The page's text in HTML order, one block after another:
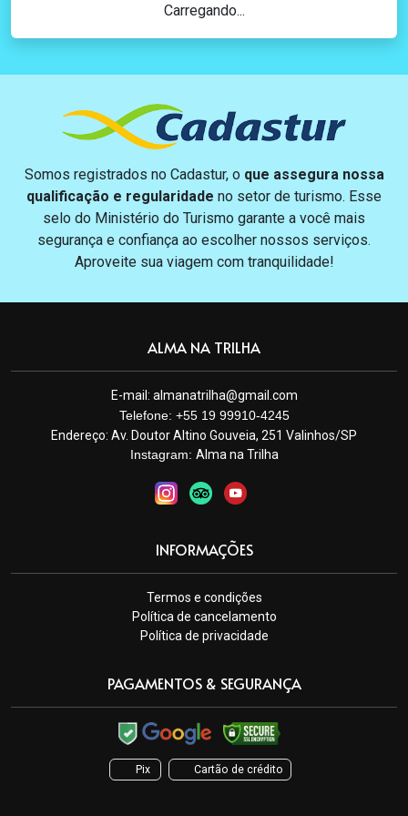
Carregando...
Somos registrados no Cadastur, o que assegura nossa
qualificação e regularidade no setor de turismo. Esse
selo do Ministério do Turismo garante a você mais
segurança e confiança ao escolher nossos serviços.
Aproveite sua viagem com tranquilidade!
ALMA NA TRILHA
E-mail: almanatrilha@gmail.com
Telefone: +55 19 99910-4245
Endereço: Av. Doutor Altino Gouveia, 251 Valinhos/SP
Instagram: Alma na Trilha
INFORMAÇÕES
Termos e condições
Política de cancelamento
Política de privacidade
PAGAMENTOS & SEGURANÇA
Pix Cartão de crédito